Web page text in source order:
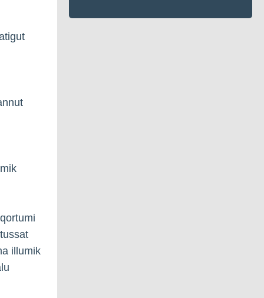
illumik